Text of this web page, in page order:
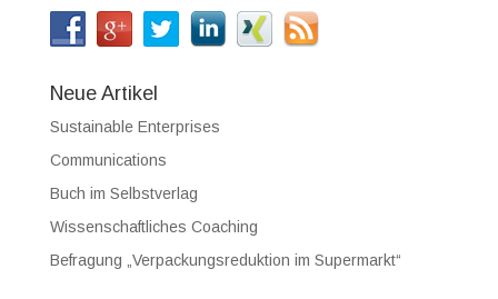
Neue Artikel
Sustainable Enterprises
Communications
Buch im Selbstverlag
Wissenschaftliches Coaching
Befragung „Verpackungsreduktion im Supermarkt“